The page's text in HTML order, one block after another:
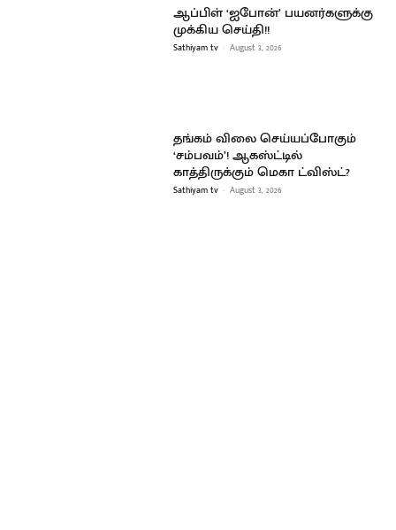
ஆப்பிள் ‘ஐபோன்’ பயனர்களுக்கு
முக்கிய செய்தி!!
Sathiyam tv - August 3, 2026
தங்கம் விலை செய்யப்போகும்
‘சம்பவம்’! ஆகஸ்ட்டில்
காத்திருக்கும் மெகா ட்விஸ்ட்?
Sathiyam tv - August 3, 2026